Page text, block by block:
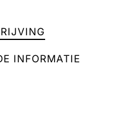
INFORMATIE